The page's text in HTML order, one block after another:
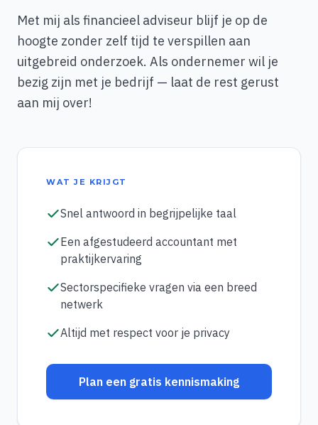
Met mij als financieel adviseur blijf je op de
hoogte zonder zelf tijd te verspillen aan
uitgebreid onderzoek. Als ondernemer wil je
bezig zijn met je bedrijf — laat de rest gerust
aan mij over!
WAT JE KRIJGT
Snel antwoord in begrijpelijke taal
Een afgestudeerd accountant met
praktijkervaring
Sectorspecifieke vragen via een breed
netwerk
Altijd met respect voor je privacy
Plan een gratis kennismaking